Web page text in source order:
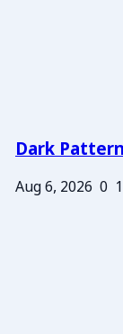
Dark Pattern
Aug 6, 2026 0 1